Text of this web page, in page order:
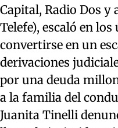
Capital, Radio Dos y
Telefe), escaló en
convertirse en un
derivaciones
por una deuda
a la familia del
Juanita Tinelli